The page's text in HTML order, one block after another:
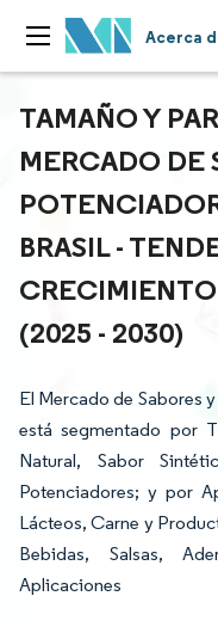
Acerca
TAMAÑO Y
MERCADO DE
BRASIL -
(2025 - 2030)
El Mercado de Sabores
está segmentado por
Natural, Sabor
Potenciadores; y por
Lácteos, Carne y
Bebidas, Salsas,
Aplicaciones